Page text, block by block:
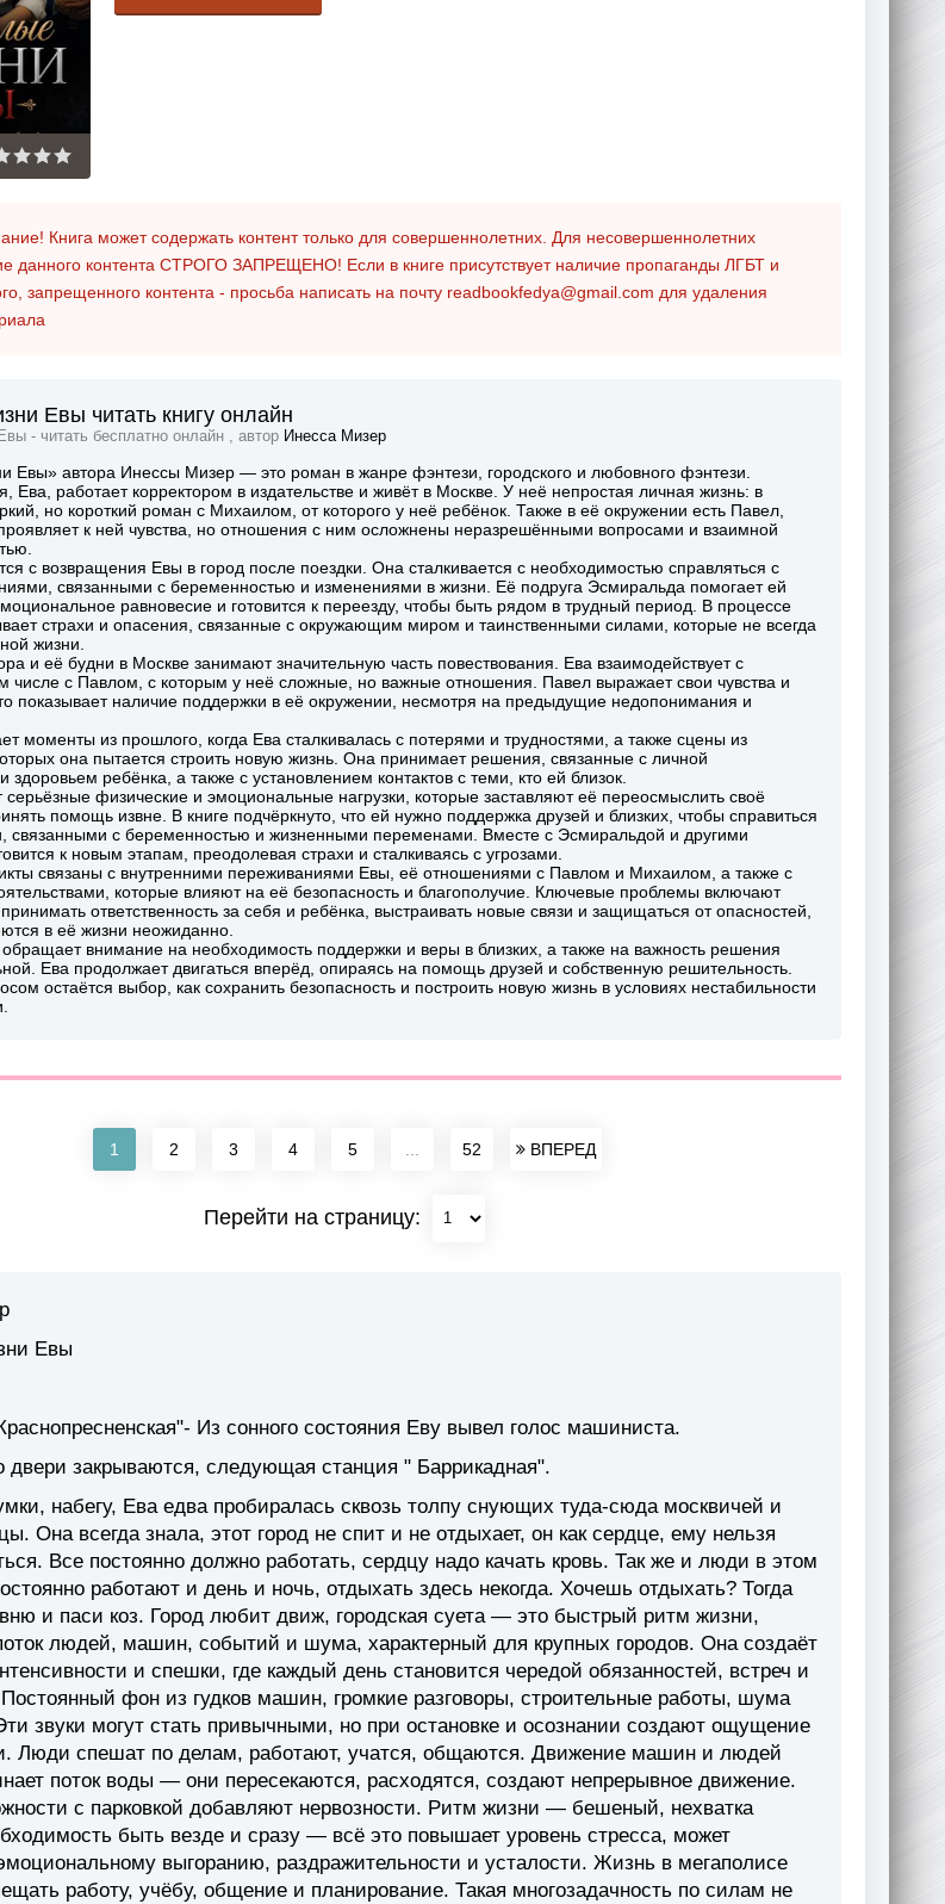
Книга может содержать контент только для совершеннолетних. Для несовершеннолетних
данного контента СТРОГО ЗАПРЕЩЕНО! Если в книге присутствует наличие пропаганды ЛГБТ и
запрещенного контента - просьба написать на почту readbookfedya@gmail.com для удаления
Евы читать книгу онлайн
- читать бесплатно онлайн , автор Инесса Мизер
Евы» автора Инессы Мизер — это роман в жанре фэнтези, городского и любовного фэнтези.
Ева, работает корректором в издательстве и живёт в Москве. У неё непростая личная жизнь: в
но короткий роман с Михаилом, от которого у неё ребёнок. Также в её окружении есть Павел,
к ней чувства, но отношения с ним осложнены неразрешёнными вопросами и взаимной
с возвращения Евы в город после поездки. Она сталкивается с необходимостью справляться с
связанными с беременностью и изменениями в жизни. Её подруга Эсмиральда помогает ей
равновесие и готовится к переезду, чтобы быть рядом в трудный период. В процессе
страхи и опасения, связанные с окружающим миром и таинственными силами, которые не всегда
жизни.
и её будни в Москве занимают значительную часть повествования. Ева взаимодействует с
числе с Павлом, с которым у неё сложные, но важные отношения. Павел выражает свои чувства и
показывает наличие поддержки в её окружении, несмотря на предыдущие недопонимания и
моменты из прошлого, когда Ева сталкивалась с потерями и трудностями, а также сцены из
она пытается строить новую жизнь. Она принимает решения, связанные с личной
здоровьем ребёнка, а также с установлением контактов с теми, кто ей близок.
серьёзные физические и эмоциональные нагрузки, которые заставляют её переосмыслить своё
помощь извне. В книге подчёркнуто, что ей нужно поддержка друзей и близких, чтобы справиться
связанными с беременностью и жизненными переменами. Вместе с Эсмиральдой и другими
к новым этапам, преодолевая страхи и сталкиваясь с угрозами.
связаны с внутренними переживаниями Евы, её отношениями с Павлом и Михаилом, а также с
которые влияют на её безопасность и благополучие. Ключевые проблемы включают
ответственность за себя и ребёнка, выстраивать новые связи и защищаться от опасностей,
в её жизни неожиданно.
внимание на необходимость поддержки и веры в близких, а также на важность решения
Ева продолжает двигаться вперёд, опираясь на помощь друзей и собственную решительность.
остаётся выбор, как сохранить безопасность и построить новую жизнь в условиях нестабильности
1 2 3 4 5 52 ВПЕРЕД
Перейти на страницу:
Евы
Из сонного состояния Еву вывел голос машиниста.
закрываются, следующая станция " Баррикадная".
набегу, Ева едва пробиралась сквозь толпу снующих туда-сюда москвичей и
Она всегда знала, этот город не спит и не отдыхает, он как сердце, ему нельзя
Все постоянно должно работать, сердцу надо качать кровь. Так же и люди в этом
работают и день и ночь, отдыхать здесь некогда. Хочешь отдыхать? Тогда
и паси коз. Город любит движ, городская суета — это быстрый ритм жизни,
людей, машин, событий и шума, характерный для крупных городов. Она создаёт
и спешки, где каждый день становится чередой обязанностей, встреч и
фон из гудков машин, громкие разговоры, строительные работы, шума
звуки могут стать привычными, но при остановке и осознании создают ощущение
Люди спешат по делам, работают, учатся, общаются. Движение машин и людей
поток воды — они пересекаются, расходятся, создают непрерывное движение.
с парковкой добавляют нервозности. Ритм жизни — бешеный, нехватка
быть везде и сразу — всё это повышает уровень стресса, может
выгоранию, раздражительности и усталости. Жизнь в мегаполисе
работу, учёбу, общение и планирование. Такая многозадачность по силам не